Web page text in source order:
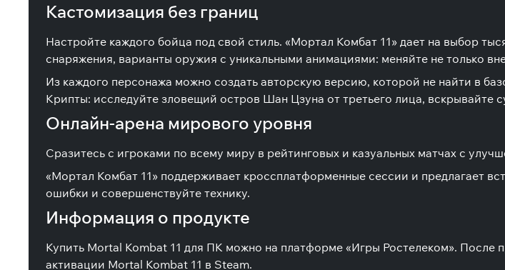
Кастомизация без границ
Настройте каждого бойца под свой стиль. «Мортал Комбат 11» дает на выбор
снаряжения, варианты оружия с уникальными анимациями: меняйте не только
Из каждого персонажа можно создать авторскую версию, которой не найти в
Крипты: исследуйте зловещий остров Шан Цзуна от третьего лица, вскрывайте
Онлайн-арена мирового уровня
Сразитесь с игроками по всему миру в рейтинговых и казуальных матчах с
«Мортал Комбат 11» поддерживает кроссплатформенные сессии и предлагает
ошибки и совершенствуйте технику.
Информация о продукте
Купить Mortal Kombat 11 для ПК можно на платформе «Игры Ростелеком».
активации Mortal Kombat 11 в Steam.